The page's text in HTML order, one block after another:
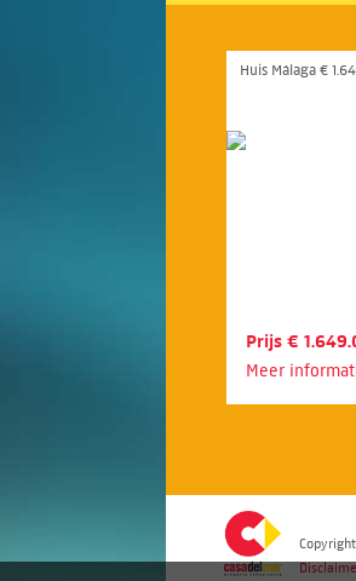
Huis Málaga €
Prijs €
Meer